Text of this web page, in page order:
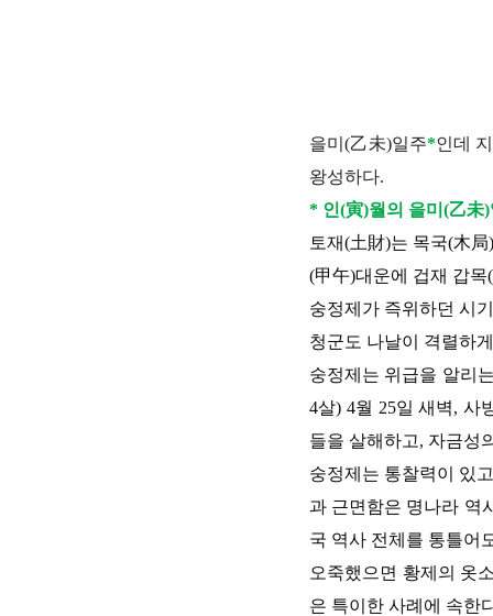
을미(乙未)일주*인데
왕성하다.
* 인(寅)월의 을미(乙未
토재(土財)는 목국(木
(甲午)대운에 겁재 갑
숭정제가 즉위하던 시
청군도 나날이 격렬하
숭정제는 위급을 알리
4살) 4월 25일 새벽, 사
들을 살해하고, 자금성
숭정제는 통찰력이 있
과 근면함은 명나라 역
국 역사 전체를 통틀어
오죽했으면 황제의 옷
은 특이한 사례에 속한